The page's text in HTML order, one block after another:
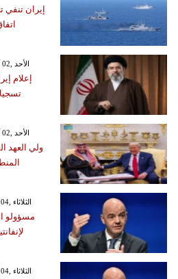
إيران
GMT 11:10 2026 الأحد ,02 آب / أغسطس
إعلام
GMT 09:42 2026 الأحد ,02 آب / أغسطس
ولي العهد
GMT 16:49 2026 الثلاثاء ,04 آب / أغسطس
مسؤولو
GMT 11:15 2026 الثلاثاء ,04 آب / أغسطس